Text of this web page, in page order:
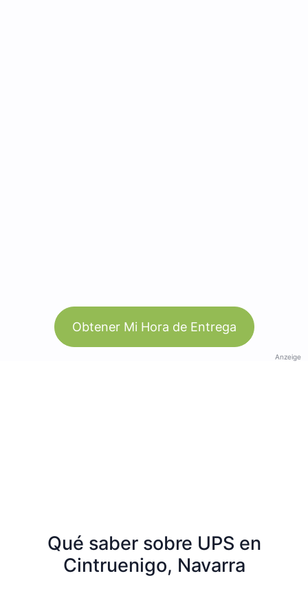
Obtener Mi Hora de Entrega
Anzeige
Qué saber sobre UPS en
Cintruenigo, Navarra